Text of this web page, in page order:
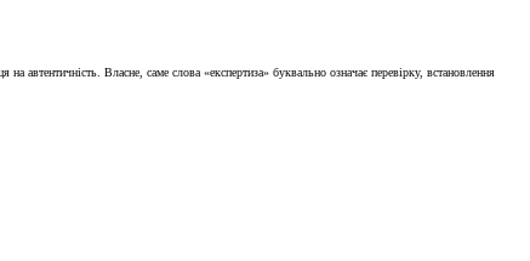
автентичність. Власне, саме слова «експертиза» буквально означає перевірку, встановлення